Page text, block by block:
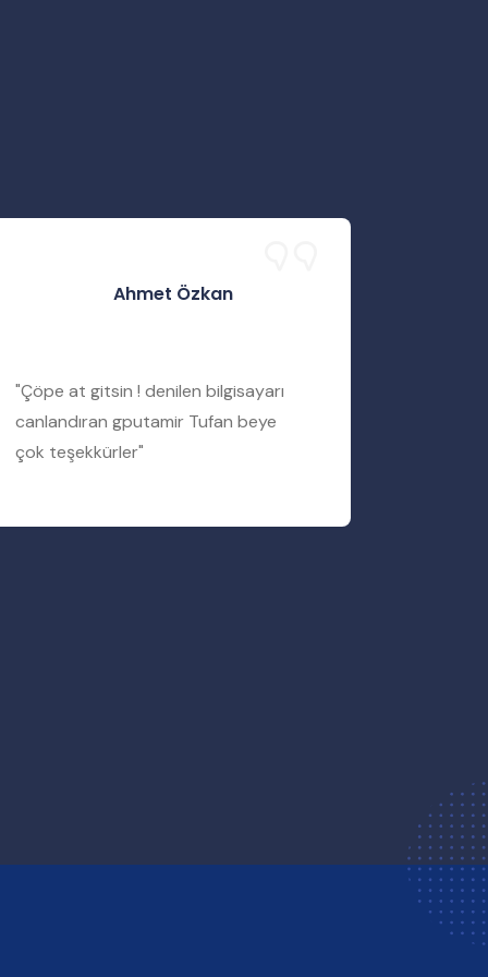
Ahmet Özkan
"Çöpe at gitsin ! denilen bilgisayarı
canlandıran gputamir Tufan beye
çok teşekkürler"